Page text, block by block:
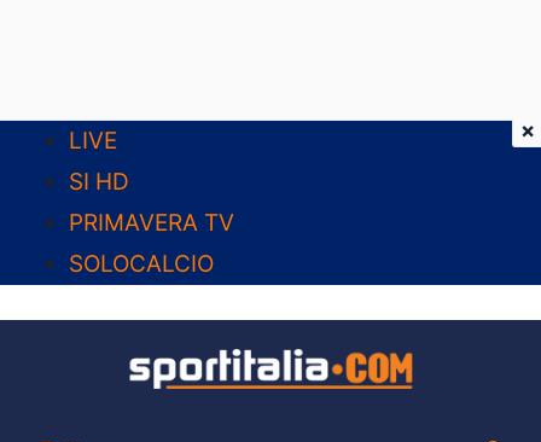
contenuto
LIVE
SI HD
PRIMAVERA TV
SOLOCALCIO
×